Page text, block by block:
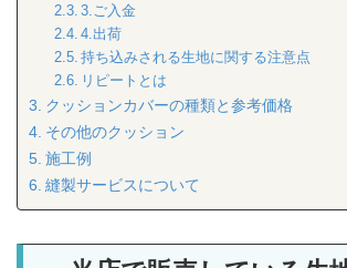
3.ご入金
4.出荷
持ち込みされる生地に関する注意点
リピートとは
クッションカバーの種類と参考価格
その他のクッション
施工例
縫製サービスについて